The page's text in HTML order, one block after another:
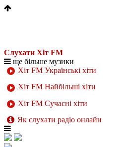
Слухати Хіт FM
ще більше музики
Хіт FM Українські хіти
Хіт FM Найбільші хіти
Хіт FM Сучасні хіти
Як слухати радіо онлайн